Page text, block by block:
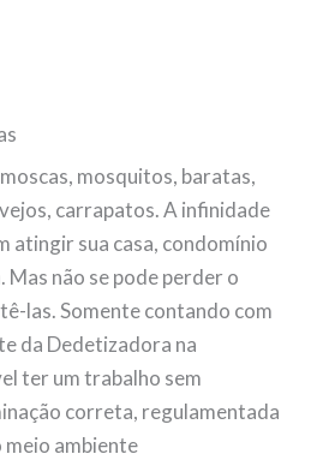
mosquitos, baratas,
carrapatos. A infinidade
atingir sua casa, condomínio
Mas não se pode perder o
las. Somente contando com
da Dedetizadora na
ter um trabalho sem
correta, regulamentada
meio ambiente